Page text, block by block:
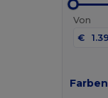
Von
€
Farben